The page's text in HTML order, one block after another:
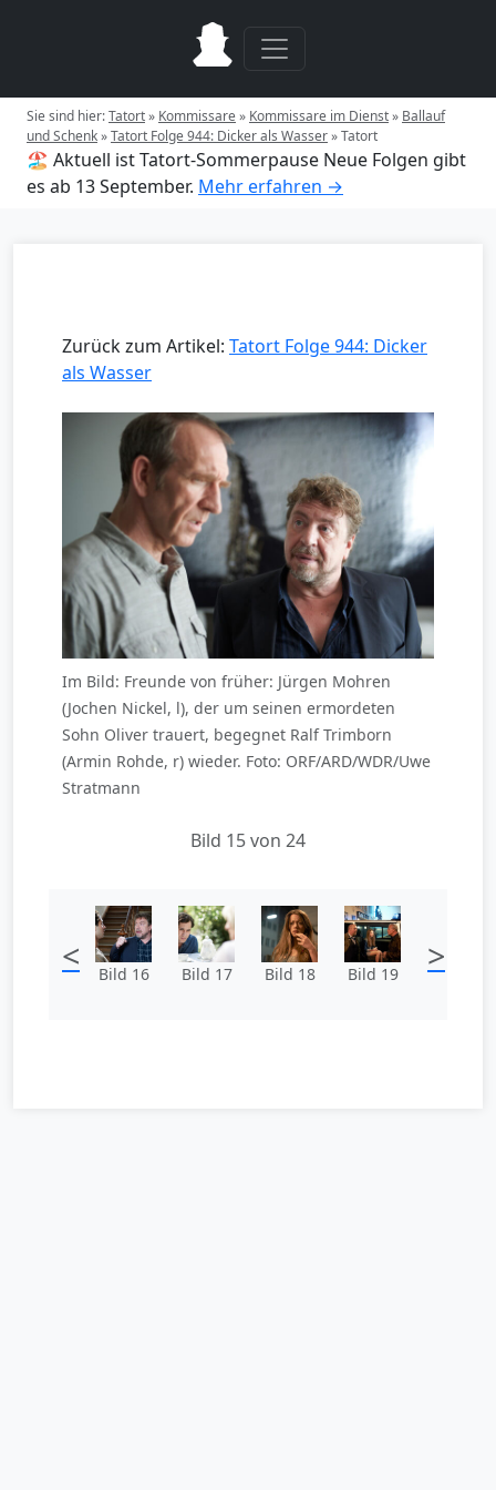
Sie sind hier:Tatort» Kommissare» Kommissare im Dienst» Ballauf
und Schenk»Tatort Folge 944: Dicker als Wasser»Tatort
🏖️ Aktuell ist Tatort-Sommerpause Neue Folgen gibt
es ab 13 September. Mehr erfahren →
Zurück zum Artikel: Tatort Folge 944: Dicker
als Wasser
Im Bild: Freunde von früher: Jürgen Mohren
(Jochen Nickel, l), der um seinen ermordeten
Sohn Oliver trauert, begegnet Ralf Trimborn
(Armin Rohde, r) wieder. Foto: ORF/ARD/WDR/Uwe
Stratmann
Bild 15 von 24
< Bild 16 Bild 17 Bild 18 Bild 19 >